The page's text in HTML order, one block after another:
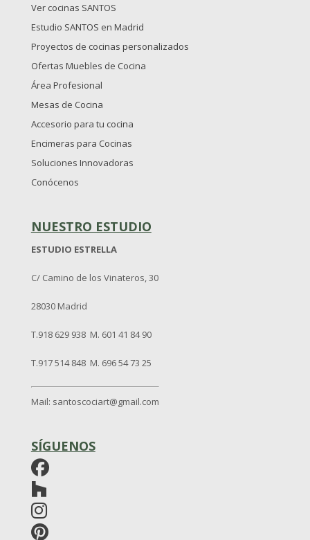
Ver cocinas SANTOS
Estudio SANTOS en Madrid
Proyectos de cocinas personalizados
Ofertas Muebles de Cocina
Área Profesional
Mesas de Cocina
Accesorio para tu cocina
Encimeras para Cocinas
Soluciones Innovadoras
Conócenos
NUESTRO ESTUDIO
ESTUDIO ESTRELLA
C/ Camino de los Vinateros, 30
28030 Madrid
T.918 629 938 M. 601 41 84 90
T.917 514 848 M. 696 54 73 25
Mail: santoscociart@gmail.com
SÍGUENOS